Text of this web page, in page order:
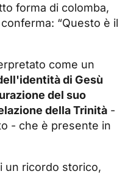
forma di colomba,
“Questo è il
come un
di Gesù
del suo
della Trinità -
- che è presente in
un ricordo storico,